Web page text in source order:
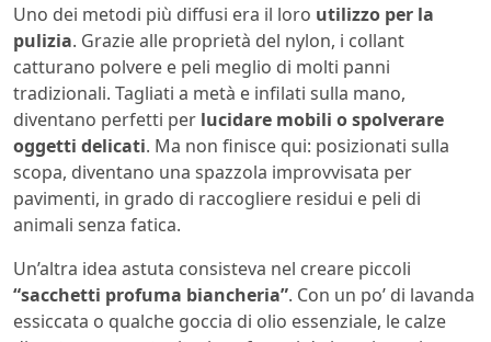
Uno dei metodi più diffusi era il loro utilizzo per la
pulizia. Grazie alle proprietà del nylon, i collant
catturano polvere e peli meglio di molti panni
tradizionali. Tagliati a metà e infilati sulla mano,
diventano perfetti per lucidare mobili o spolverare
oggetti delicati. Ma non finisce qui: posizionati sulla
scopa, diventano una spazzola improvvisata per
pavimenti, in grado di raccogliere residui e peli di
animali senza fatica.
Un’altra idea astuta consisteva nel creare piccoli
“sacchetti profuma biancheria”. Con un po’ di lavanda
essiccata o qualche goccia di olio essenziale, le calze